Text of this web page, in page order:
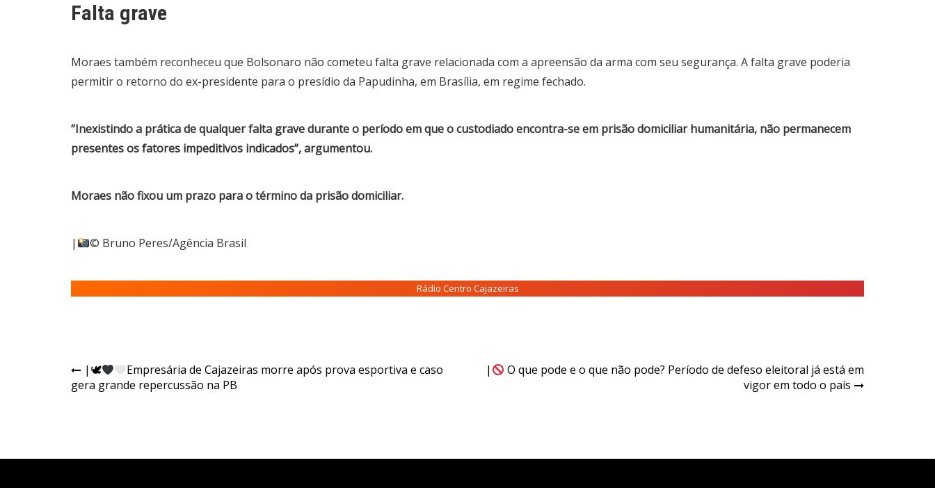
Falta grave
Moraes também reconheceu que Bolsonaro não cometeu falta grave relacionada com a apreensão da arma com seu segurança. A falta grave poderia
permitir o retorno do ex-presidente para o presídio da Papudinha, em Brasília, em regime fechado.
“Inexistindo a prática de qualquer falta grave durante o período em que o custodiado encontra-se em prisão domiciliar humanitária, não permanecem
presentes os fatores impeditivos indicados”, argumentou.
Moraes não fixou um prazo para o término da prisão domiciliar.
| © Bruno Peres/Agência Brasil
Rádio Centro Cajazeiras
|🕊
Empresária de Cajazeiras morre após prova esportiva e caso
gera grande repercussão na PB
|
O que pode e o que não pode? Período de defeso eleitoral já está em
vigor em todo o país